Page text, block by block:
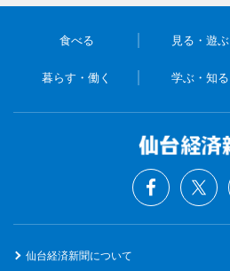
食べる 見る・遊ぶ
暮らす・働く 学ぶ・知る
仙台経済新聞について